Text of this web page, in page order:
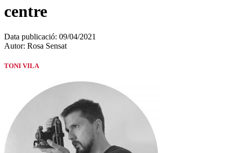
centre
Data publicació: 09/04/2021
Autor: Rosa Sensat
TONI VILA